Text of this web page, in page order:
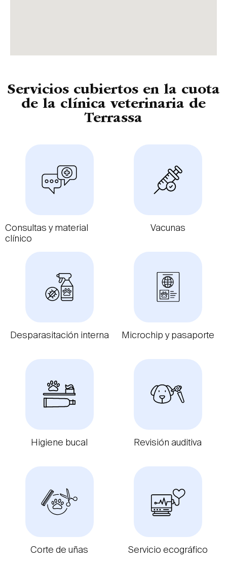
Servicios cubiertos en la cuota
de la clínica veterinaria de
Terrassa
Consultas y material
clínico
Vacunas
Desparasitación interna Microchip y pasaporte
Higiene bucal Revisión auditiva
Corte de uñas Servicio ecográfico